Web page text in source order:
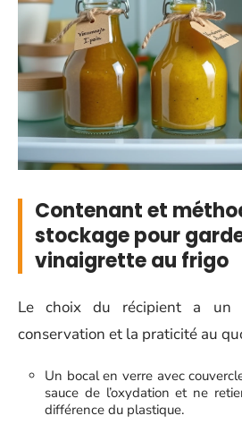
Contenant et
stockage pour
vinaigrette au frigo
Le choix du récipient a
conservation et la praticité au
Un bocal en verre avec
sauce de l’oxydation et ne
différence du plastique.